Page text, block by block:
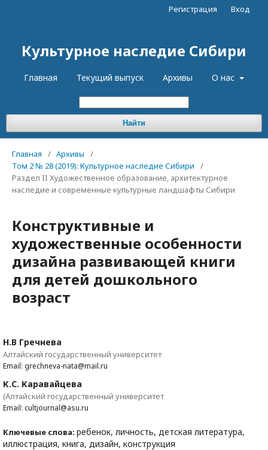
Культурное наследие Сибири
Главная Текущий выпуск Архивы О нас
Найти
Регистрация Вход
Главная / Архивы
/
Том 2 № 28 (2019): Культурное наследие Сибири
/
Раздел II Художественное образование, архитектурное
наследие и современные культурные ландшафты Сибири
Конструктивные и
художественные особенности
дизайна развивающей книги
для детей дошкольного
возраст
Н.В Гречнева
Алтайский государственный университет
Email: grechneva-nata@mail.ru
К.С. Каравайцева
(Алтайский государственный университет
Email: cultjournal@asu.ru
Ключевые слова: ребенок, личность, детская литература,
иллюстрация, книга, дизайн, конструкция